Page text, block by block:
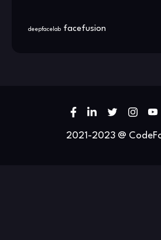
deepfacelab facefusion
2021-2023 @